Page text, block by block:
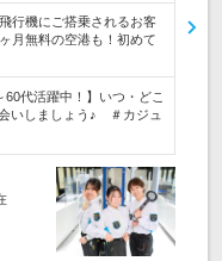
行機にご搭乗されるお客
無料の空港も！初めて
60代活躍中！】いつ・どこ
いしましょう♪ ＃カジュ